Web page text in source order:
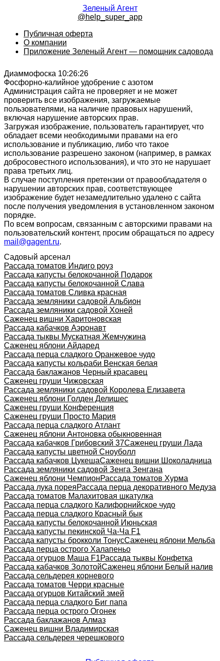
Зеленый Агент
@help_super_app
Публичная оферта
О компании
Приложение Зеленый Агент — помощник садовода
Диаммофоска 10:26:26
Фосфорно-калийное удобрение с азотом
Администрация сайта не проверяет и не может
проверить все изображения, загружаемые
пользователями, на наличие правовых нарушений,
включая нарушение авторских прав.
Загружая изображение, пользователь гарантирует, что
обладает всеми необходимыми правами на его
использование и публикацию, либо что такое
использование разрешено законом (например, в рамках
добросовестного использования), и что это не нарушает
права третьих лиц.
В случае поступления претензии от правообладателя о
нарушении авторских прав, соответствующее
изображение будет незамедлительно удалено с сайта
после получения уведомления в установленном законом
порядке.
По всем вопросам, связанным с авторскими правами на
пользовательский контент, просим обращаться по адресу
mail@gagent.ru.
Садовый арсенал
Рассада томатов Индиго роуз
Рассада капусты белокочанной Подарок
Рассада капусты белокочанной Слава
Рассада томатов Сливка красная
Рассада земляники садовой Альбион
Рассада земляники садовой Хоней
Саженец вишни Харитоновская
Рассада кабачков Аэронавт
Рассада тыквы Мускатная Жемчужина
Саженец яблони Айдаред
Рассада перца сладкого Оранжевое чудо
Рассада капусты кольраби Венская белая
Рассада баклажанов Черный красавец
Саженец груши Чижовская
Рассада земляники садовой Королева Елизавета
Саженец яблони Голден Делишес
Саженец груши Конференция
Саженец груши Просто Мария
Рассада перца сладкого Атлант
Саженец яблони Антоновка обыкновенная
Рассада кабачков Грибовский 37Саженец груши Лада
Рассада капусты цветной Сноуболл
Рассада кабачков ЦукешаСаженец вишни Шоколадница
Рассада земляники садовой Зенга Зенгана
Саженец яблони ЧемпионРассада томатов Хурма
Рассада лука пореяРассада перца декоративного Медуза
Рассада томатов Малахитовая шкатулка
Рассада перца сладкого Калифорнийское чудо
Рассада перца сладкого Красный бык
Рассада капусты белокочанной Июньская
Рассада капусты пекинской Ча-Ча F1
Рассада капусты брокколи ТонусСаженец яблони Мельба
Рассада перца острого Халапеньо
Рассада огурцов Маша F1Рассада тыквы Конфетка
Рассада кабачков ЗолотойСаженец яблони Белый налив
Рассада сельдерея корневого
Рассада томатов Черри красные
Рассада огурцов Китайский змей
Рассада перца сладкого Биг папа
Рассада перца острого Огонек
Рассада баклажанов Алмаз
Саженец вишни Владимирская
Рассада сельдерея черешкового